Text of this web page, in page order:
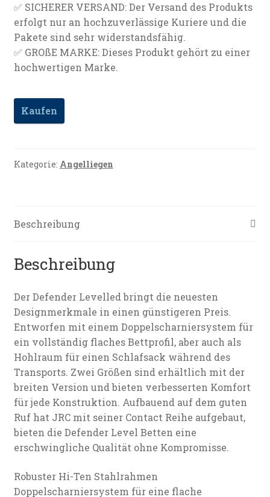
✅ SICHERER VERSAND: Der Versand des Produkts
erfolgt nur an hochzuverlässige Kuriere und die
Pakete sind sehr widerstandsfähig.
✅ GROßE MARKE: Dieses Produkt gehört zu einer
hochwertigen Marke.
Kaufen
Kategorie: Angelliegen
Beschreibung
Beschreibung
Der Defender Levelled bringt die neuesten
Designmerkmale in einen günstigeren Preis.
Entworfen mit einem Doppelscharniersystem für
ein vollständig flaches Bettprofil, aber auch als
Hohlraum für einen Schlafsack während des
Transports. Zwei Größen sind erhältlich mit der
breiten Version und bieten verbesserten Komfort
für jede Konstruktion. Aufbauend auf dem guten
Ruf hat JRC mit seiner Contact Reihe aufgebaut,
bieten die Defender Level Betten eine
erschwingliche Qualität ohne Kompromisse.
Robuster Hi-Ten Stahlrahmen
Doppelscharniersystem für eine flache